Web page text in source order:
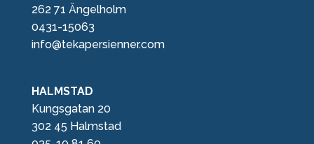
262 71 Ängelholm
0431-15063
info@tekapersienner.com
HALMSTAD
Kungsgatan 20
302 45 Halmstad